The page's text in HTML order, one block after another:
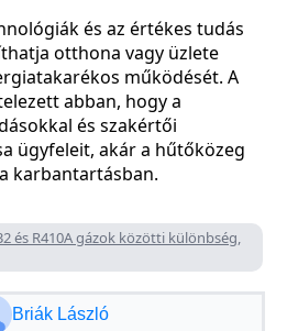
és az értékes tudás
otthona vagy üzlete
működését. A
abban, hogy a
és szakértői
ügyfeleit, akár a hűtőközeg
karbantartásban.
és R410A gázok közötti különbség,
Briák László